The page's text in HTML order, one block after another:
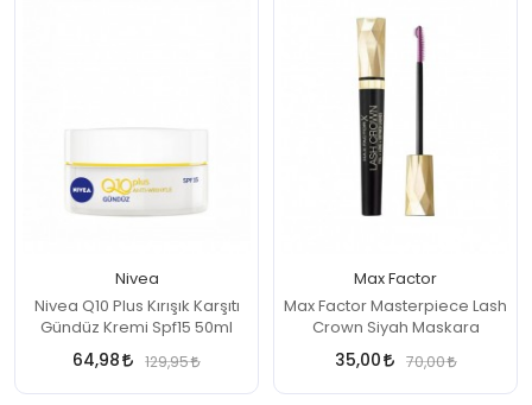
Nivea
Nivea Q10 Plus Kırışık Karşıtı
Gündüz Kremi Spf15 50ml
64,98 129,95
Max Factor
Max Factor Masterpiece Lash
Crown Siyah Maskara
35,00 70,00